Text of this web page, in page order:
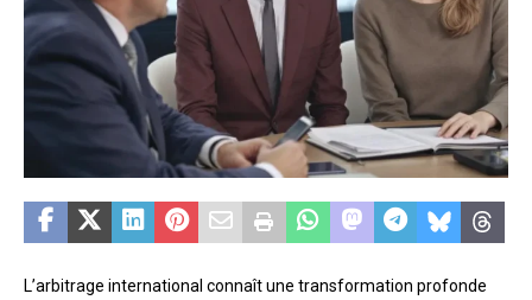
L’arbitrage international connaît une transformation profonde